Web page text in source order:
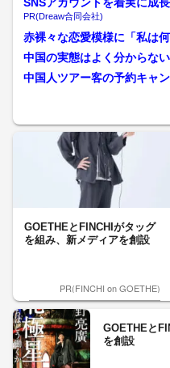
PR(Dreaw合同会社)
赤裸々な恋愛模様に「私は
ドキュメンタリー
中国の実態はよく分から
局長が見聞きした“理由な...
中国人ツアー客の予約キャ
GOETHEとFINCHIがタッグ
を組み、新メディアを創設
PR(FINCHI on GOETHE)
GOETHEと
を創設